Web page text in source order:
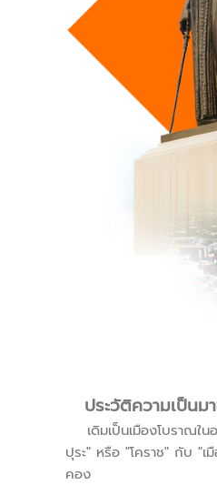
ประวัติความเป็นม
เดิมเป็นเมืองโบราณใน
ปุระ" หรือ "โคราช" กับ "
คอง